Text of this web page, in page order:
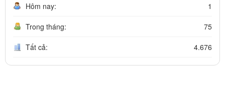
Hôm nay: 1
Trong tháng: 75
Tất cả: 4.676